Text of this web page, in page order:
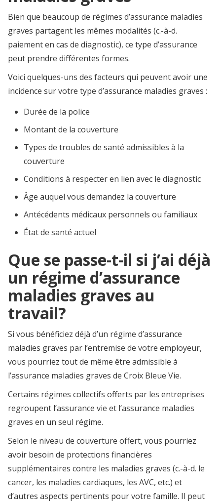
Bien que beaucoup de régimes d’assurance maladies
graves partagent les mêmes modalités (c.-à-d.
paiement en cas de diagnostic), ce type d’assurance
peut prendre différentes formes.
Voici quelques-uns des facteurs qui peuvent avoir une
incidence sur votre type d’assurance maladies graves :
Durée de la police
Montant de la couverture
Types de troubles de santé admissibles à la
couverture
Conditions à respecter en lien avec le diagnostic
Âge auquel vous demandez la couverture
Antécédents médicaux personnels ou familiaux
État de santé actuel
Que se passe-t-il si j’ai déjà
un régime d’assurance
maladies graves au
travail?
Si vous bénéficiez déjà d’un régime d’assurance
maladies graves par l’entremise de votre employeur,
vous pourriez tout de même être admissible à
l’assurance maladies graves de Croix Bleue Vie.
Certains régimes collectifs offerts par les entreprises
regroupent l’assurance vie et l’assurance maladies
graves en un seul régime.
Selon le niveau de couverture offert, vous pourriez
avoir besoin de protections financières
supplémentaires contre les maladies graves (c.-à-d. le
cancer, les maladies cardiaques, les AVC, etc.) et
d’autres aspects pertinents pour votre famille. Il peut